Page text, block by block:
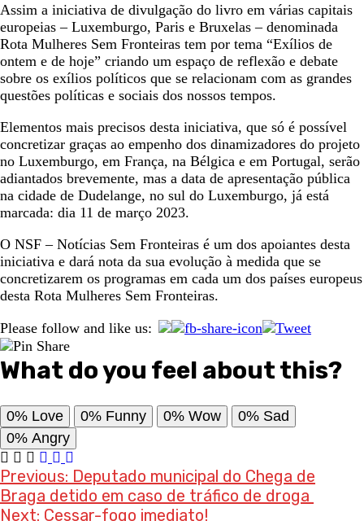
Assim a iniciativa de divulgação do livro em várias capitais
europeias – Luxemburgo, Paris e Bruxelas – denominada
Rota Mulheres Sem Fronteiras tem por tema “Exílios de
ontem e de hoje” criando um espaço de reflexão e debate
sobre os exílios políticos que se relacionam com as grandes
questões políticas e sociais dos nossos tempos.
Elementos mais precisos desta iniciativa, que só é possível
concretizar graças ao empenho dos dinamizadores do projeto
no Luxemburgo, em França, na Bélgica e em Portugal, serão
adiantados brevemente, mas a data de apresentação pública
na cidade de Dudelange, no sul do Luxemburgo, já está
marcada: dia 11 de março 2023.
O NSF – Notícias Sem Fronteiras é um dos apoiantes desta
iniciativa e dará nota da sua evolução à medida que se
concretizarem os programas em cada um dos países europeus
desta Rota Mulheres Sem Fronteiras.
Please follow and like us:
What do you feel about this?
0% Love 0% Funny 0% Wow 0% Sad
0% Angry
Post
navigation
Previous: Deputado municipal do Chega de
Braga detido em caso de tráfico de droga
Next: Cessar-fogo imediato!